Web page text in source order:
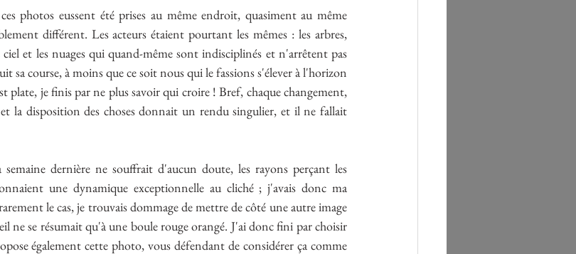
photos eussent été prises au même endroit, quasiment au même
différent. Les acteurs étaient pourtant les mêmes : les arbres,
ciel et les nuages qui quand-même sont indisciplinés et n'arrêtent pas
sa course, à moins que ce soit nous qui le fassions s'élever à l'horizon
plate, je finis par ne plus savoir qui croire ! Bref, chaque changement,
la disposition des choses donnait un rendu singulier, et il ne fallait
dernière ne souffrait d'aucun doute, les rayons perçant les
une dynamique exceptionnelle au cliché ; j'avais donc ma
le cas, je trouvais dommage de mettre de côté une autre image
ne se résumait qu'à une boule rouge orangé. J'ai donc fini par choisir
également cette photo, vous défendant de considérer ça comme